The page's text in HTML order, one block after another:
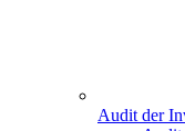
Audit der